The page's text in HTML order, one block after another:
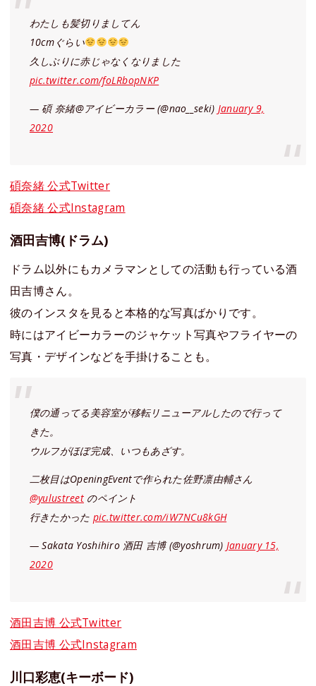
わたしも髪切りましてん
10cmぐらい
久しぶりに赤じゃなくなりました
pic.twitter.com/foLRbopNKP
— 碩 奈緒@アイビーカラー (@nao__seki) January 9,
2020
碩奈緒 公式Twitter
碩奈緒 公式Instagram
酒田吉博(ドラム)
ドラム以外にもカメラマンとしての活動も行っている酒
田吉博さん。
彼のインスタを見ると本格的な写真ばかりです。
時にはアイビーカラーのジャケット写真やフライヤーの
写真・デザインなどを手掛けることも。
僕の通ってる美容室が移転リニューアルしたので行って
きた。
ウルフがほぼ完成、いつもあざす。
二枚目はOpeningEventで作られた佐野凛由輔さん
@yulustreetのペイント
行きたかった pic.twitter.com/iW7NCu8kGH
— Sakata Yoshihiro 酒田 吉博 (@yoshrum) January 15,
2020
酒田吉博 公式Twitter
酒田吉博 公式Instagram
川口彩恵(キーボード)